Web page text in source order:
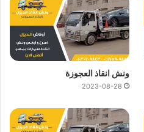
ونش انقاذ العجوزة
2023-08-28